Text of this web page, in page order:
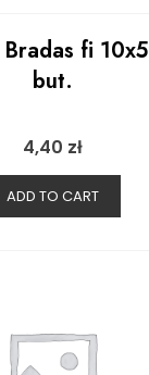
fi
but.
4,40 zł
ADD TO CART